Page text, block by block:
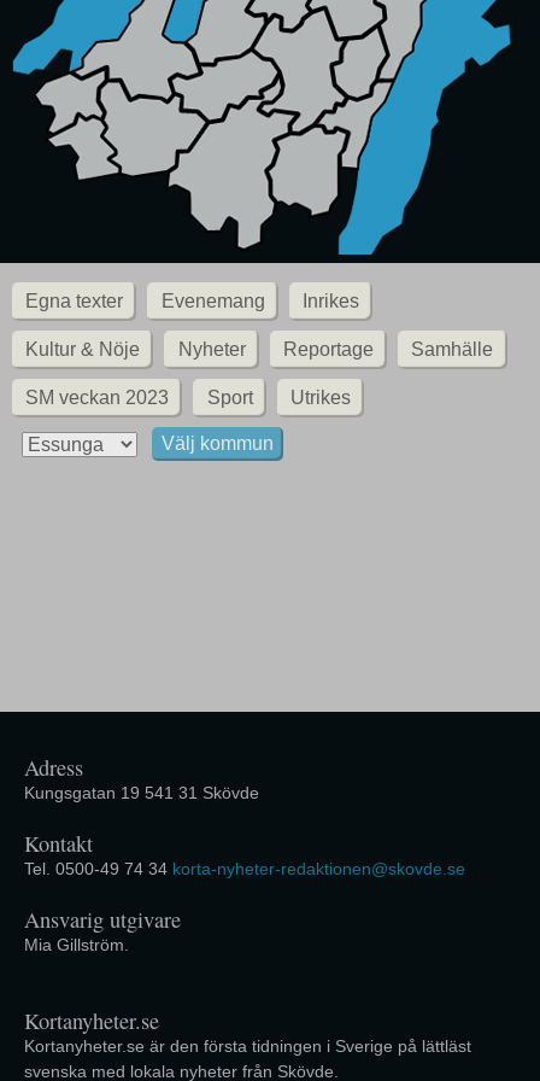
Egna texter Evenemang Inrikes
Kultur & Nöje Nyheter Reportage Samhälle
SM veckan 2023 Sport Utrikes
Adress
Kungsgatan 19 541 31 Skövde
Kontakt
Tel. 0500-49 74 34 korta-nyheter-redaktionen@skovde.se
Ansvarig utgivare
Mia Gillström.
Kortanyheter.se
Kortanyheter.se är den första tidningen i Sverige på lättläst
svenska med lokala nyheter från Skövde.